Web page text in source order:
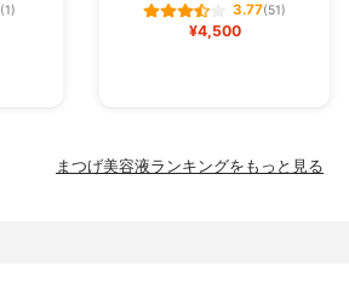
(1) 3.77(51)
¥4,500
まつげ美容液ランキングをもっと見る